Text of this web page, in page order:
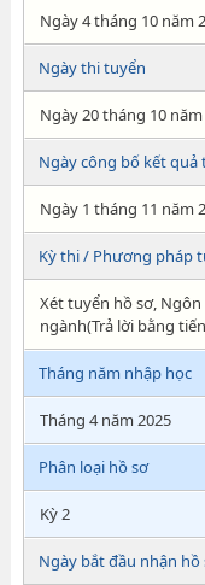
Ngày 4 tháng 10 năm
Ngày thi tuyển
Ngày 20 tháng 10 năm
Ngày công bố kết quả
Ngày 1 tháng 11 năm
Kỳ thi / Phương pháp
Xét tuyển hồ sơ,
ngành(Trả lời bằng
Tháng năm nhập học
Tháng 4 năm 2025
Phân loại hồ sơ
Kỳ 2
Ngày bắt đầu nhận hồ